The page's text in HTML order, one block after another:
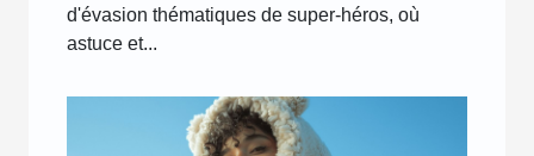
d'évasion thématiques de super-héros, où
astuce et...